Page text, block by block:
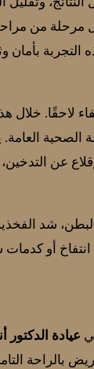
مرحلة من
بأمان
لاحقًا. خلال
الصحية العامة.
عن
شد
أو
عيادة الدكتور
بالراحة